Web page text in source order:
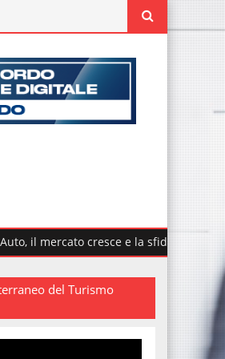
cresce e la sfida è rinnovare il
del Turismo